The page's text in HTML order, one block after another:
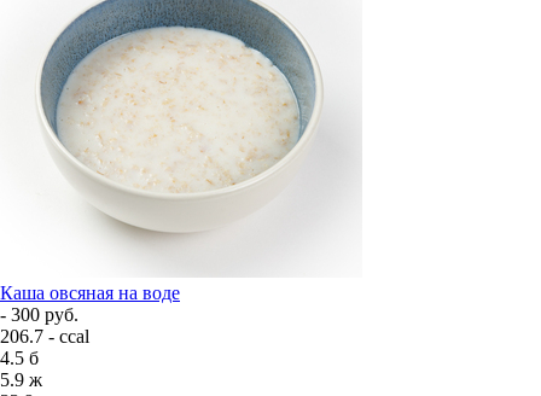
Каша овсяная на воде
- 300 руб.
206.7 - ccal
4.5 б
5.9 ж